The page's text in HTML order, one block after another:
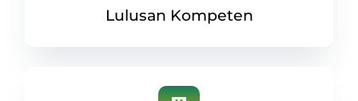
Lulusan Kompeten